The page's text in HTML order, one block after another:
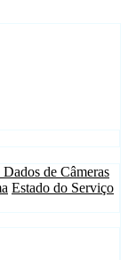
Dados de Câmeras
Estado do Serviço